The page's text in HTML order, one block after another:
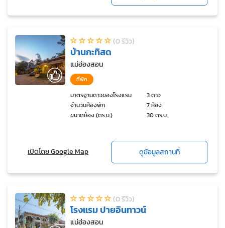
(0 รีวิว)
บ้านกะทิสด
แม่ฮ่องสอน
ที่พัก
มาตรฐานดาวของโรงแรม
3 ดาว
จำนวนห้องพัก
7 ห้อง
ขนาดห้อง (ตร.ม.)
30 ตร.ม.
เปิดโดย Google Map ดูข้อมูลสถานที่
(0 รีวิว)
โรงแรม ปายอินทาวน์
แม่ฮ่องสอน